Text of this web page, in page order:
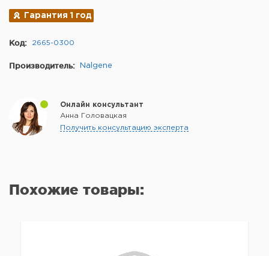
Гарантия 1 год
Код: 2665-0300
Производитель: Nalgene
Онлайн консультант
Анна Головацкая
Получить консультацию эксперта
Похожие товары: